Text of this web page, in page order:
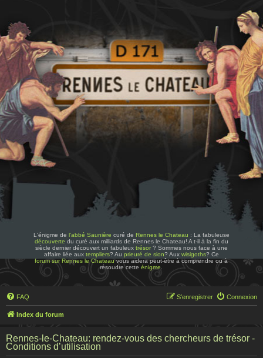
L'énigme de l'abbé Saunière curé de Rennes le Chateau : La fabuleuse
découverte du curé aux milliards de Rennes le Chateau! A t-il à la fin du
siècle dernier découvert un fabuleux trésor? Sommes nous face à une
affaire liée aux templiers? Au prieuré de sion? Aux wisigoths? Ce
forum sur Rennes le Chateauvous aidera peut-être à comprendre ou à
résoudre cetteénigme
FAQ Connexion
S’enregistrer
Index du forum
Rennes-le-Chateau: rendez-vous des chercheurs de trésor -
Conditions d’utilisation